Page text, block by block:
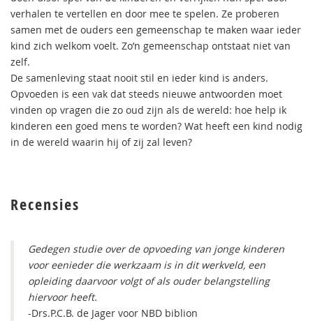
verhalen te vertellen en door mee te spelen. Ze proberen
samen met de ouders een gemeenschap te maken waar ieder
kind zich welkom voelt. Zo’n gemeenschap ontstaat niet van
zelf.
De samenleving staat nooit stil en ieder kind is anders.
Opvoeden is een vak dat steeds nieuwe antwoorden moet
vinden op vragen die zo oud zijn als de wereld: hoe help ik
kinderen een goed mens te worden? Wat heeft een kind nodig
in de wereld waarin hij of zij zal leven?
Recensies
Gedegen studie over de opvoeding van jonge kinderen
voor eenieder die werkzaam is in dit werkveld, een
opleiding daarvoor volgt of als ouder belangstelling
hiervoor heeft.
-Drs.P.C.B. de Jager voor NBD biblion